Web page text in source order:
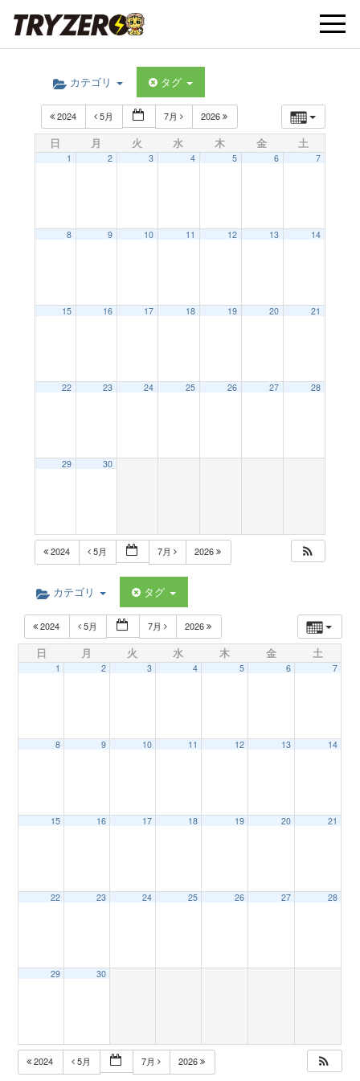
t
t
i
カテゴリ タグ
2024 5月 7月 2026
日 月 火 水 木 金 土
1 2 3 4 5 6 7
8 9 10 11 12 13 14
15 16 17 18 19 20 21
22 23 24 25 26 27 28
29 30
2024 5月 7月 2026
カテゴリ タグ
2024 5月 7月 2026
日 月 火 水 木 金 土
1 2 3 4 5 6 7
8 9 10 11 12 13 14
15 16 17 18 19 20 21
22 23 24 25 26 27 28
29 30
2024 5月 7月 2026